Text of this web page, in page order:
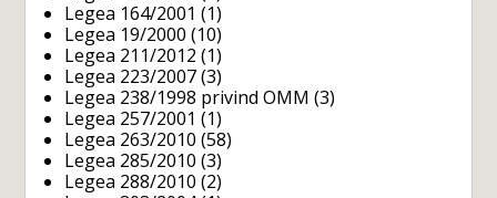
Legea 164/2001 (1)
Legea 19/2000 (10)
Legea 211/2012 (1)
Legea 223/2007 (3)
Legea 238/1998 privind OMM (3)
Legea 257/2001 (1)
Legea 263/2010 (58)
Legea 285/2010 (3)
Legea 288/2010 (2)